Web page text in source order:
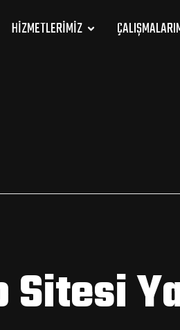
HIZMETLERIMIZ